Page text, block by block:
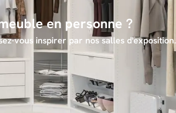
en personne ?
vous inspirer par nos salles d'exposition.